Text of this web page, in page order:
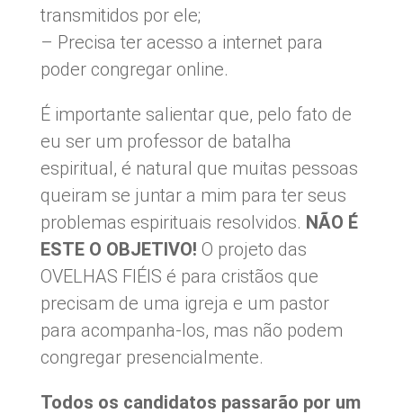
transmitidos por ele;
– Precisa ter acesso a internet para
poder congregar online.
É importante salientar que, pelo fato de
eu ser um professor de batalha
espiritual, é natural que muitas pessoas
queiram se juntar a mim para ter seus
problemas espirituais resolvidos. NÃO É
ESTE O OBJETIVO! O projeto das
OVELHAS FIÉIS é para cristãos que
precisam de uma igreja e um pastor
para acompanha-los, mas não podem
congregar presencialmente.
Todos os candidatos passarão por um